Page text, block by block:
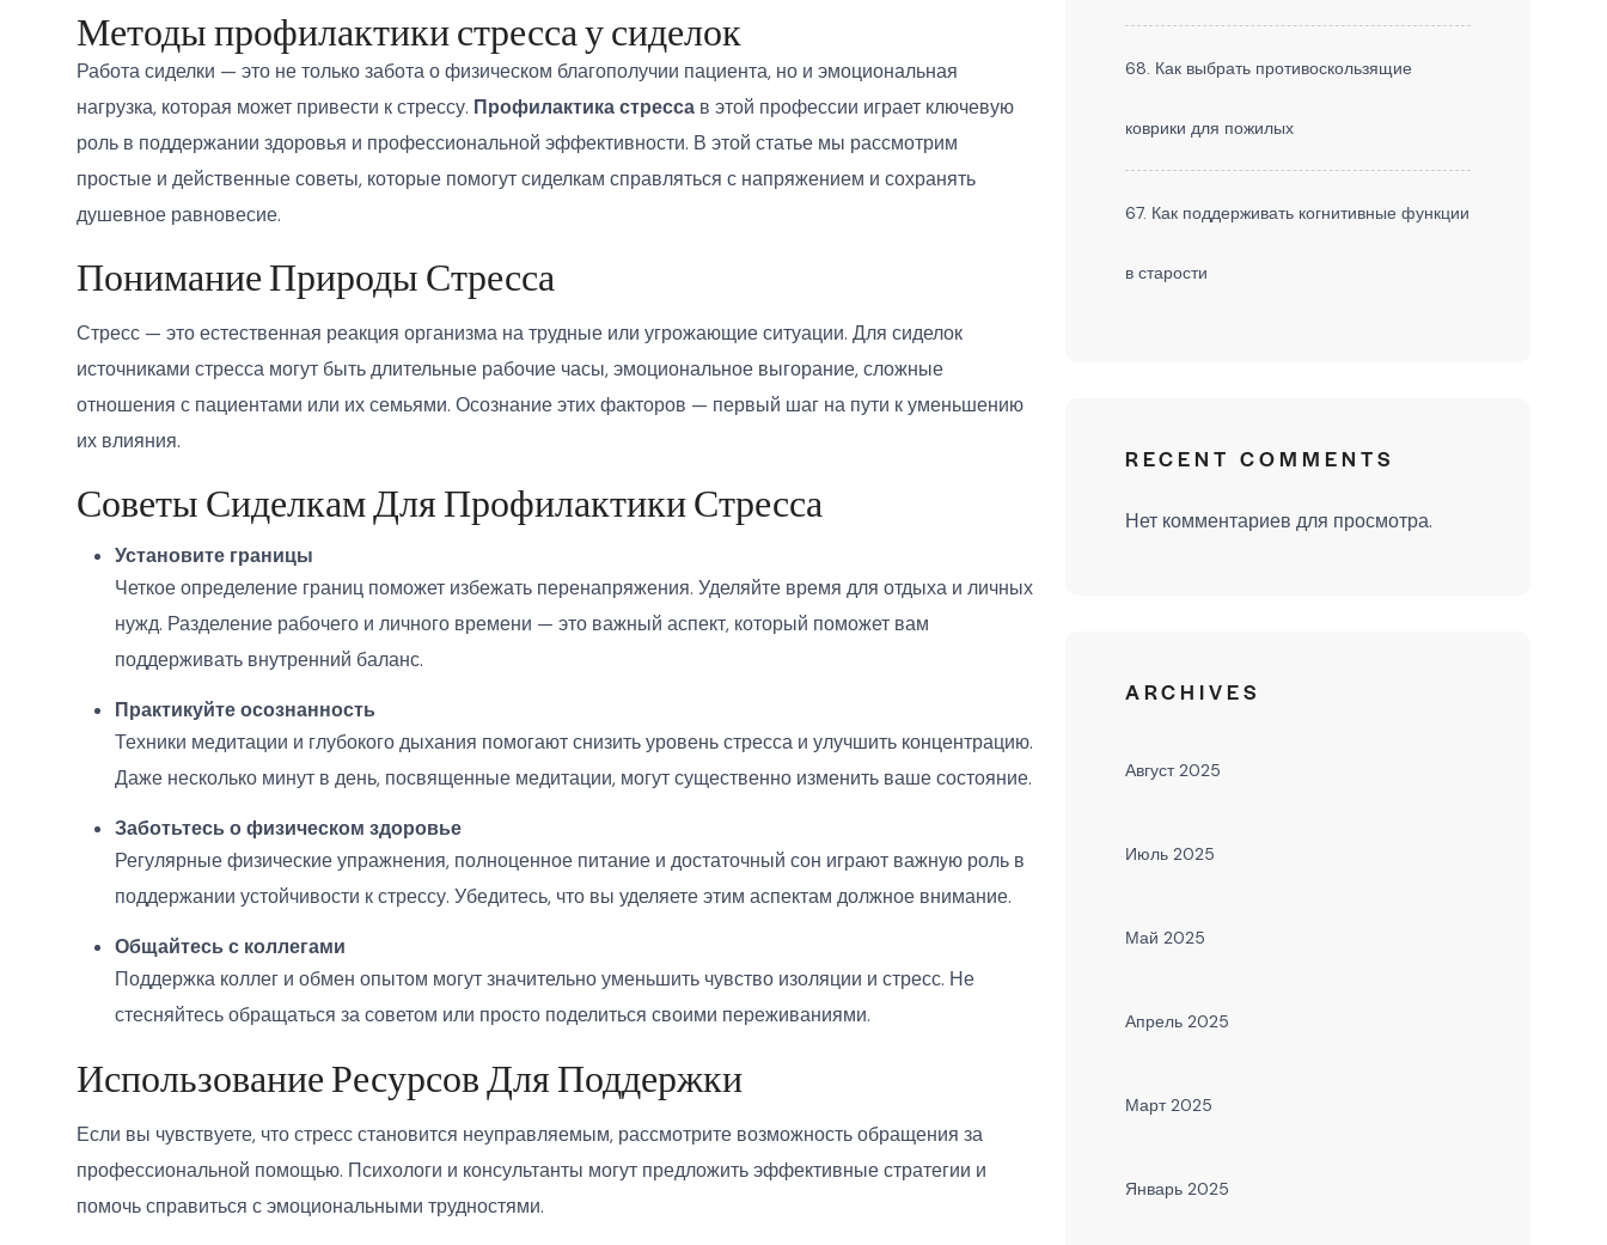
Методы профилактики стресса у сиделок
Работа сиделки — это не только забота о физическом благополучии пациента, но и эмоциональная
нагрузка, которая может привести к стрессу. Профилактика стресса в этой профессии играет ключевую
роль в поддержании здоровья и профессиональной эффективности. В этой статье мы рассмотрим
простые и действенные советы, которые помогут сиделкам справляться с напряжением и сохранять
душевное равновесие.
Понимание Природы Стресса
Стресс — это естественная реакция организма на трудные или угрожающие ситуации. Для сиделок
источниками стресса могут быть длительные рабочие часы, эмоциональное выгорание, сложные
отношения с пациентами или их семьями. Осознание этих факторов — первый шаг на пути к уменьшению
их влияния.
Советы Сиделкам Для Профилактики Стресса
Установите границы
Четкое определение границ поможет избежать перенапряжения. Уделяйте время для отдыха и личных
нужд. Разделение рабочего и личного времени — это важный аспект, который поможет вам
поддерживать внутренний баланс.
Практикуйте осознанность
Техники медитации и глубокого дыхания помогают снизить уровень стресса и улучшить концентрацию.
Даже несколько минут в день, посвященные медитации, могут существенно изменить ваше состояние.
Заботьтесь о физическом здоровье
Регулярные физические упражнения, полноценное питание и достаточный сон играют важную роль в
поддержании устойчивости к стрессу. Убедитесь, что вы уделяете этим аспектам должное внимание.
Общайтесь с коллегами
Поддержка коллег и обмен опытом могут значительно уменьшить чувство изоляции и стресс. Не
стесняйтесь обращаться за советом или просто поделиться своими переживаниями.
Использование Ресурсов Для Поддержки
Если вы чувствуете, что стресс становится неуправляемым, рассмотрите возможность обращения за
профессиональной помощью. Психологи и консультанты могут предложить эффективные стратегии и
помочь справиться с эмоциональными трудностями.
68. Как выбрать противоскользящие
коврики для пожилых
67. Как поддерживать когнитивные функции
в старости
RECENT COMMENTS
Нет комментариев для просмотра.
ARCHIVES
Август 2025
Июль 2025
Май 2025
Апрель 2025
Март 2025
Январь 2025